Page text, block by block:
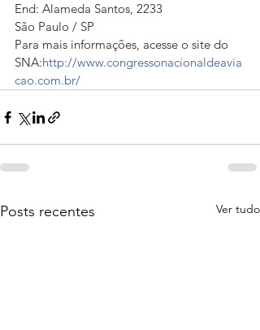
End: Alameda Santos, 2233
São Paulo / SP
Para mais informações, acesse o site do
SNA:http://www.congressonacionaldeavia
cao.com.br/
Posts recentes Ver tudo